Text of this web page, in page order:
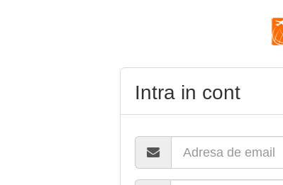
Intra in cont